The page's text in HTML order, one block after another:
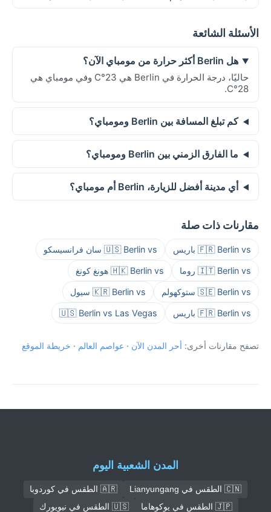
الأسئلة الشائعة
هل Berlin أكثر حرارة من مومباي الآن؟
حاليًا، درجة الحرارة في Berlin هي 23°C وفي مومباي هي
28°C.
كم تبلغ المسافة بين Berlin ومومباي؟
ما الفارق الزمني بين Berlin ومومباي؟
أي مدينة أفضل للزيارة، Berlin أم مومباي؟
مقارنات ذات صلة
🇫🇷 Berlin vs باريس 🇺🇸 Berlin vs سان فرانسيسكو
🇮🇹 Berlin vs روما 🇭🇰 Berlin vs هونغ كونغ
🇸🇪 Berlin vs ستوكهولم 🇰🇷 Berlin vs سيول
🇫🇷 Berlin vs باريس 🇺🇸 Berlin vs Las Vegas
تصفح مقارنات أخرى: أحر المدن الآن · عواصم العالم · خريطة الموقع
المدن الشعبية اليوم
🇨🇳 الطقس في Lianyungang
🇦🇷 الطقس في كوردوبا
🇯🇵 الطقس في يوكوهاما
🇺🇸 الطقس في نيويورك